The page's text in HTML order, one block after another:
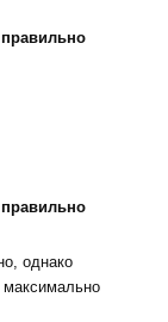
правильно
правильно
однако
максимально